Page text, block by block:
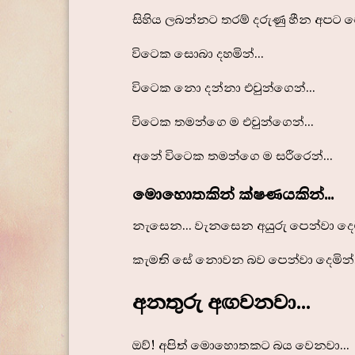
සිහිය ලබන්නට තරම් දරුණු හීන අපට
විටෙක සොබා දහමින්...
විටෙක නො දන්නා එවුන්ගෙන්...
විටෙක තමන්ගෙ ම එවුන්ගෙන්...
අනේ විටෙක තමන්ගෙ ම සරීරෙන්...
මොහොතකින් ක්ෂණයකින්...
නැසෙන... වැනසෙන අයුරු පෙන්වා
කැමති සේ නොවන බව පෙන්වා
අනතුරු අඟවනවා...
ඔව්! අපිත් මොහොතකට බය වෙනවා...